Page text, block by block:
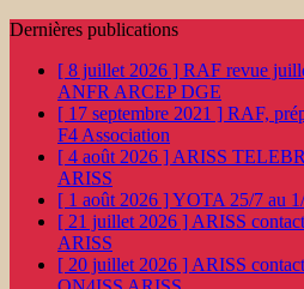
Dernières publications
[ 8 juillet 2026 ] RAF revue
ANFR ARCEP DGE
[ 17 septembre 2021 ] RAF,
F4 Association
[ 4 août 2026 ] ARISS
ARISS
[ 1 août 2026 ]YOTA 25/7 au
[ 21 juillet 2026 ] ARISS
ARISS
[ 20 juillet 2026 ] ARISS